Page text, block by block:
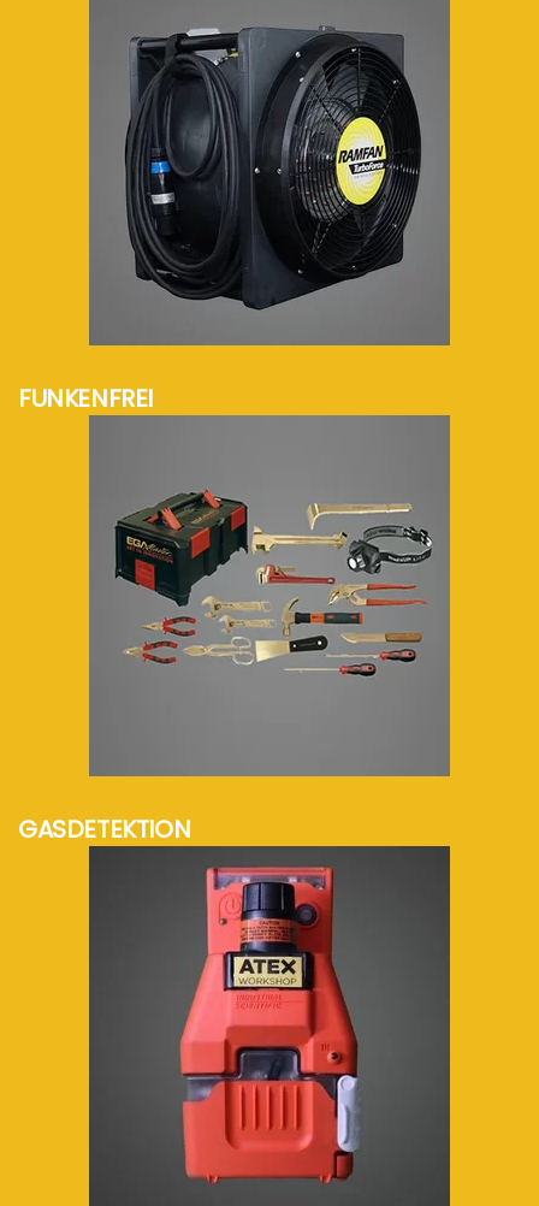
FUNKENFREI
GASDETEKTION
mehr Info...